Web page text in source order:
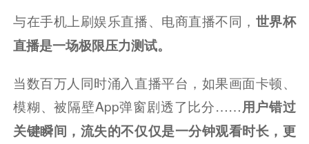
与在手机上刷娱乐直播、电商直播不同， 世界杯
直播是一场极限压力测试。
当数百万人同时涌入直播平台，如果画面卡顿、
模糊、被隔壁App弹窗剧透了比分……用户错过
关键瞬间，流失的不仅仅是一分钟观看时长，更